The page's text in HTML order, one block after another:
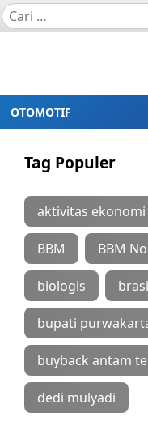
OTOMOTIF
Tag Populer
aktivitas ekonomi
BBM BBM
biologis
bupati
buyback antam
dedi mulyadi